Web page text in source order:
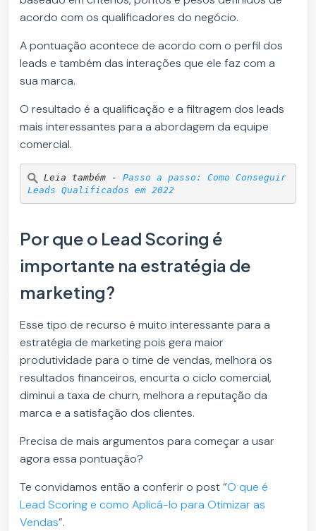
acordo com os qualificadores do negócio.
A pontuação acontece de acordo com o perfil dos
leads e também das interações que ele faz com a
sua marca.
O resultado é a qualificação e a filtragem dos leads
mais interessantes para a abordagem da equipe
comercial.
Leia também - Passo a passo: Como Conseguir
Leads Qualificados em 2022
Por que o Lead Scoring é
importante na estratégia de
marketing?
Esse tipo de recurso é muito interessante para a
estratégia de marketing pois gera maior
produtividade para o time de vendas, melhora os
resultados financeiros, encurta o ciclo comercial,
diminui a taxa de churn, melhora a reputação da
marca e a satisfação dos clientes.
Precisa de mais argumentos para começar a usar
agora essa pontuação?
Te convidamos então a conferir o post “O que é
Lead Scoring e como Aplicá-lo para Otimizar as
Vendas”.